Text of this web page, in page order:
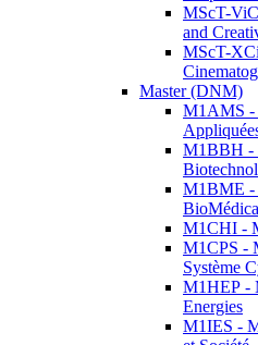
MScT-
and
MScT-
Master (DNM)
M1AMS -
M1BBH -
M1BME -
M1CHI -
M1CPS -
Système
M1HEP -
Energies
M1IES -